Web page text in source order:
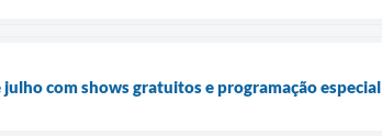
julho com shows gratuitos e programação especial